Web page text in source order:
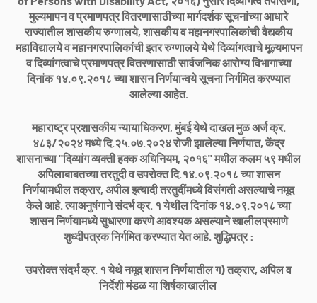
मुल्यमापन व प्रमाणपत्र वितरणासाठीच्या मार्गदर्शक सूचनांच्या आधारे
राज्यातील शासकीय रुग्णालये, शासकीय व महानगरपालिकांची वैद्यकीय
महाविद्यालये व महानगरपालिकांची इतर रुग्णालये येथे दिव्यांगत्वाचे मूल्यमापन
व दिव्यांगत्वाचे प्रमाणपत्र वितरणासाठी सार्वजनिक आरोग्य विभागाच्या
दिनांक १४.०९.२०१८ च्या शासन निर्णयान्वये सूचना निर्गमित करण्यात
आलेल्या आहेत.
महाराष्ट्र प्रशासकीय न्यायाधिकरण, मुंबई येथे दाखल मुळ अर्ज क्र.
४८३/२०२४ मध्ये दि.२५.०७.२०२४ रोजी झालेल्या निर्णयात, केंद्र
शासनाच्या "दिव्यांग व्यक्ती हक्क अधिनियम, २०१६" मधील कलम ५९ मधील
अपिलाबाबतच्या तरतुदी व उपरोक्त दि.१४.०९.२०१८ च्या शासन
निर्णयामधील तक्रार, अपील इत्यादी तरतुदींमध्ये विसंगती असल्याचे नमूद
केले आहे. त्याअनुषंगाने संदर्भ क्र. १ येथील दिनांक १४.०९.२०१८ च्या
शासन निर्णयामध्ये सुधारणा करणे आवश्यक असल्याने खालीलप्रमाणे
शुध्दीपत्रक निर्गमित करण्यात येत आहे. शुद्धिपत्र :
उपरोक्त संदर्भ क्र. १ येथे नमूद शासन निर्णयातील ग) तक्रार, अपिल व
निर्देशी मंडळ या शिर्षकाखालील